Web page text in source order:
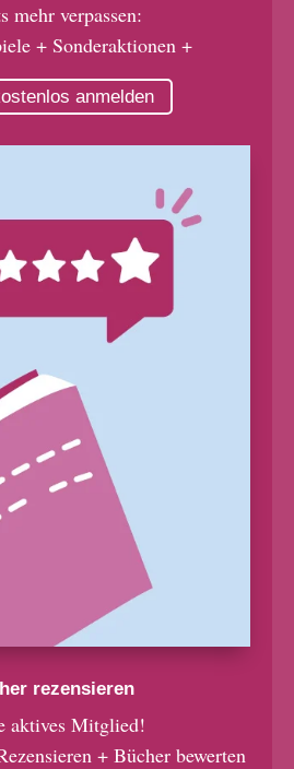
mehr verpassen:
+ Sonderaktionen +
anmelden
rezensieren
aktives Mitglied!
+ Bücher bewerten